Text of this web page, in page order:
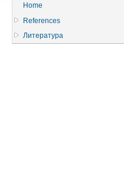
Home
References
Литература